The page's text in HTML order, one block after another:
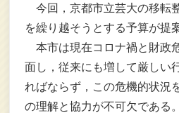
今回，京都市立芸大の移転
を繰り越そうとする予算が提
本市は現在コロナ禍と財政
面し，従来にも増して厳しい
ればならず，この危機的状況
の理解と協力が不可欠である。